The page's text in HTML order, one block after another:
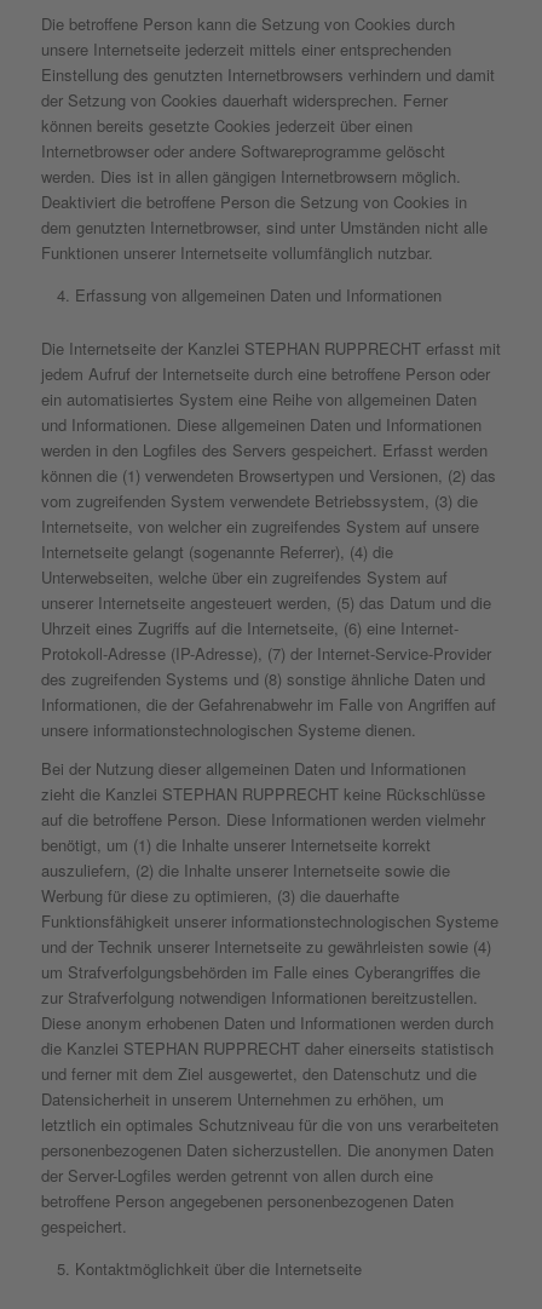
Die betroffene Person kann die Setzung von Cookies durch
unsere Internetseite jederzeit mittels einer entsprechenden
Einstellung des genutzten Internetbrowsers verhindern und damit
der Setzung von Cookies dauerhaft widersprechen. Ferner
können bereits gesetzte Cookies jederzeit über einen
Internetbrowser oder andere Softwareprogramme gelöscht
werden. Dies ist in allen gängigen Internetbrowsern möglich.
Deaktiviert die betroffene Person die Setzung von Cookies in
dem genutzten Internetbrowser, sind unter Umständen nicht alle
Funktionen unserer Internetseite vollumfänglich nutzbar.
Erfassung von allgemeinen Daten und Informationen
Die Internetseite der Kanzlei STEPHAN RUPPRECHT erfasst mit
jedem Aufruf der Internetseite durch eine betroffene Person oder
ein automatisiertes System eine Reihe von allgemeinen Daten
und Informationen. Diese allgemeinen Daten und Informationen
werden in den Logfiles des Servers gespeichert. Erfasst werden
können die (1) verwendeten Browsertypen und Versionen, (2) das
vom zugreifenden System verwendete Betriebssystem, (3) die
Internetseite, von welcher ein zugreifendes System auf unsere
Internetseite gelangt (sogenannte Referrer), (4) die
Unterwebseiten, welche über ein zugreifendes System auf
unserer Internetseite angesteuert werden, (5) das Datum und die
Uhrzeit eines Zugriffs auf die Internetseite, (6) eine Internet-
Protokoll-Adresse (IP-Adresse), (7) der Internet-Service-Provider
des zugreifenden Systems und (8) sonstige ähnliche Daten und
Informationen, die der Gefahrenabwehr im Falle von Angriffen auf
unsere informationstechnologischen Systeme dienen.
Bei der Nutzung dieser allgemeinen Daten und Informationen
zieht die Kanzlei STEPHAN RUPPRECHT keine Rückschlüsse
auf die betroffene Person. Diese Informationen werden vielmehr
benötigt, um (1) die Inhalte unserer Internetseite korrekt
auszuliefern, (2) die Inhalte unserer Internetseite sowie die
Werbung für diese zu optimieren, (3) die dauerhafte
Funktionsfähigkeit unserer informationstechnologischen Systeme
und der Technik unserer Internetseite zu gewährleisten sowie (4)
um Strafverfolgungsbehörden im Falle eines Cyberangriffes die
zur Strafverfolgung notwendigen Informationen bereitzustellen.
Diese anonym erhobenen Daten und Informationen werden durch
die Kanzlei STEPHAN RUPPRECHT daher einerseits statistisch
und ferner mit dem Ziel ausgewertet, den Datenschutz und die
Datensicherheit in unserem Unternehmen zu erhöhen, um
letztlich ein optimales Schutzniveau für die von uns verarbeiteten
personenbezogenen Daten sicherzustellen. Die anonymen Daten
der Server-Logfiles werden getrennt von allen durch eine
betroffene Person angegebenen personenbezogenen Daten
gespeichert.
Kontaktmöglichkeit über die Internetseite